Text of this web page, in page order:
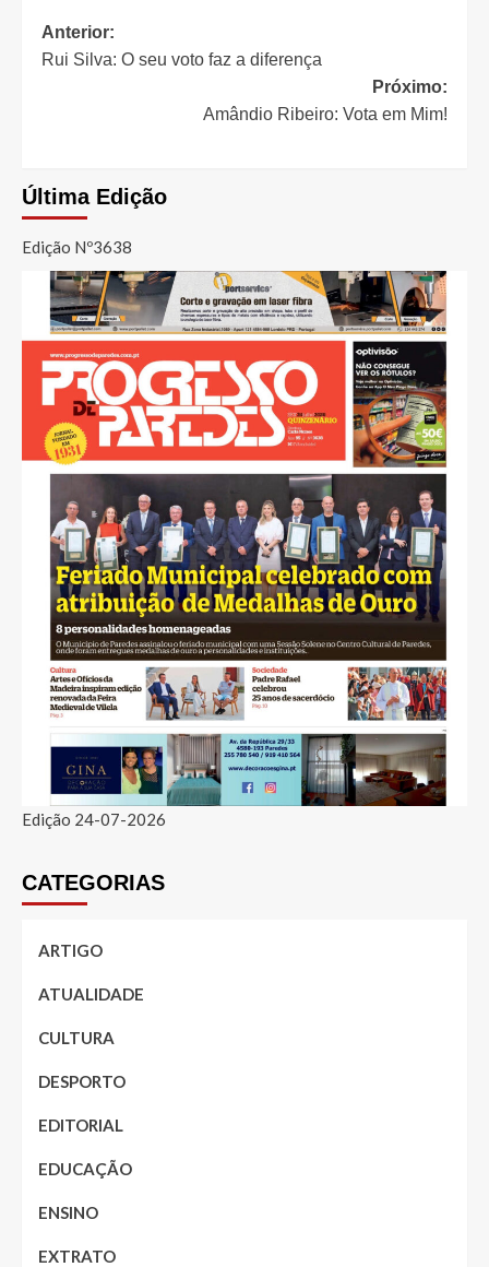
Navegação
de
Anterior:
Rui Silva: O seu voto faz a diferença
Próximo:
Amândio Ribeiro: Vota em Mim!
Última Edição
Edição Nº3638
Edição 24-07-2026
CATEGORIAS
ARTIGO
ATUALIDADE
CULTURA
DESPORTO
EDITORIAL
EDUCAÇÃO
ENSINO
EXTRATO